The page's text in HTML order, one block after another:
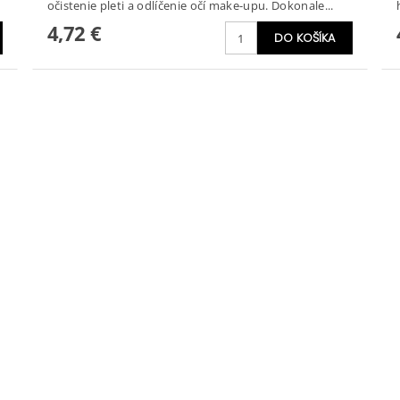
očistenie pleti a odlíčenie očí make-upu. Dokonale...
4,72 €